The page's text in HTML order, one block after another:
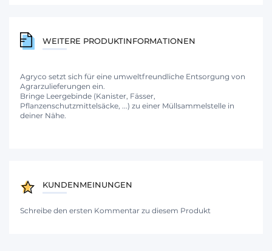
WEITERE PRODUKTINFORMATIONEN
Agryco setzt sich für eine umweltfreundliche Entsorgung von
Agrarzulieferungen ein.
Bringe Leergebinde (Kanister, Fässer,
Pflanzenschutzmittelsäcke, ...) zu einer Müllsammelstelle in
deiner Nähe.
KUNDENMEINUNGEN
Schreibe den ersten Kommentar zu diesem Produkt